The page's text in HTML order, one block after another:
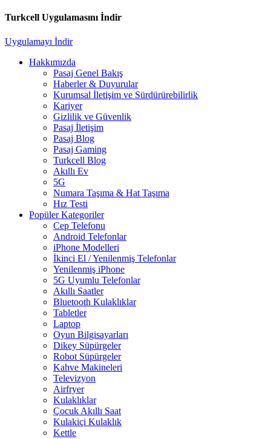
Turkcell Uygulamasını İndir
Uygulamayı İndir
Hakkımızda
Pasaj Genel Bakış
Haberler & Duyurular
Kurumsal İletişim ve Sürdürürebilirlik
Kariyer
Gizlilik ve Güvenlik
Pasaj İletişim
Pasaj Blog
Pasaj Gaming
Turkcell Blog
Akıllı Ev
5G
Numara Taşıma & Hat Taşıma
Hız Testi
Popüler Kategoriler
Cep Telefonu
Android Telefonlar
iPhone Modelleri
İkinci El / Yenilenmiş Telefonlar
Yenilenmiş iPhone
5G Uyumlu Telefonlar
Akıllı Saatler
Bluetooth Kulaklıklar
Tabletler
Laptop
Oyun Bilgisayarları
Dikey Süpürgeler
Robot Süpürgeler
Kahve Makineleri
Televizyon
Airfryer
Kulaklıklar
Çocuk Akıllı Saat
Kulakiçi Kulaklık
Kettle